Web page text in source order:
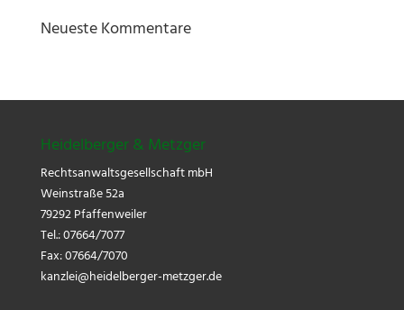
Neueste Kommentare
Heidelberger & Metzger
Rechtsanwaltsgesellschaft mbH
Weinstraße 52a
79292 Pfaffenweiler
Tel.: 07664/7077
Fax: 07664/7070
kanzlei@heidelberger-metzger.de